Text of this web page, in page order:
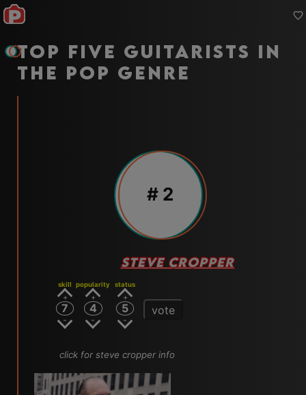
Top five guitarists in
the pop genre
# 2
STEVE CROPPER
skill
7
popularity
4
status
5 vote
click for steve cropper info